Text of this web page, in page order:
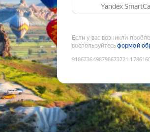
Yandex
Если у вас возникли
воспользуйтесьформой
9186736498798673721 :